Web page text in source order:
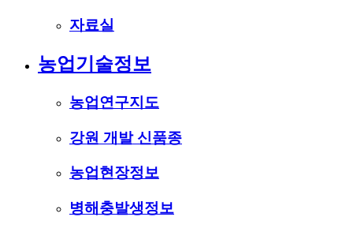
자료실
농업기술정보
농업연구지도
강원 개발 신품종
농업현장정보
병해충발생정보